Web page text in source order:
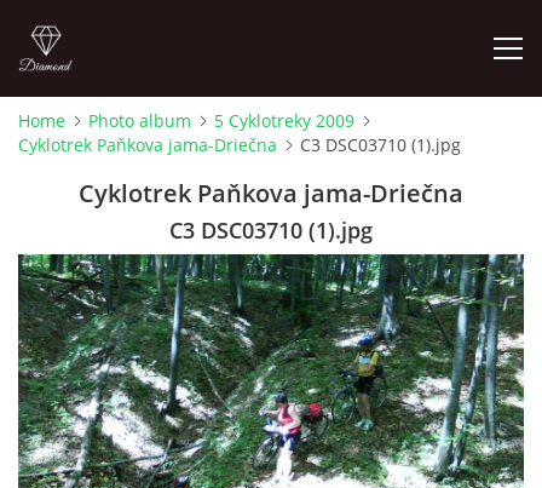
HOME
© 2026 eStránky.sk
Home Photo album
5 Cyklotreky 2009
Cyklotrek Paňkova jama-Driečna
C3 DSC03710 (1).jpg
Cyklotrek Paňkova jama-Driečna
C3 DSC03710 (1).jpg